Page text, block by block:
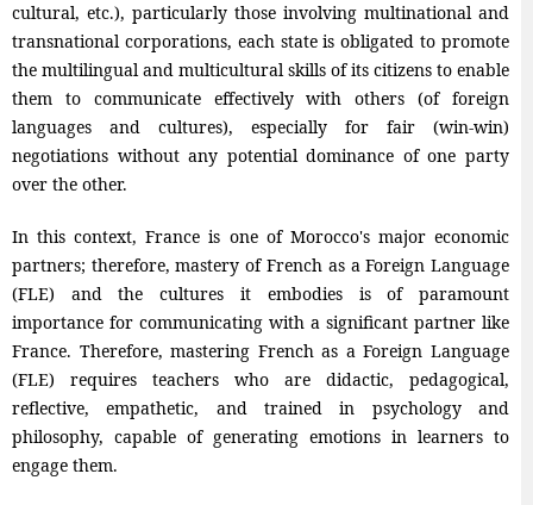
cultural, etc.), particularly those involving multinational and
transnational corporations, each state is obligated to promote
the multilingual and multicultural skills of its citizens to enable
them to communicate effectively with others (of foreign
languages ​​and cultures), especially for fair (win-win)
negotiations without any potential dominance of one party
over the other.
In this context, France is one of Morocco's major economic
partners; therefore, mastery of French as a Foreign Language
(FLE) and the cultures it embodies is of paramount
importance for communicating with a significant partner like
France. Therefore, mastering French as a Foreign Language
(FLE) requires teachers who are didactic, pedagogical,
reflective, empathetic, and trained in psychology and
philosophy, capable of generating emotions in learners to
engage them.